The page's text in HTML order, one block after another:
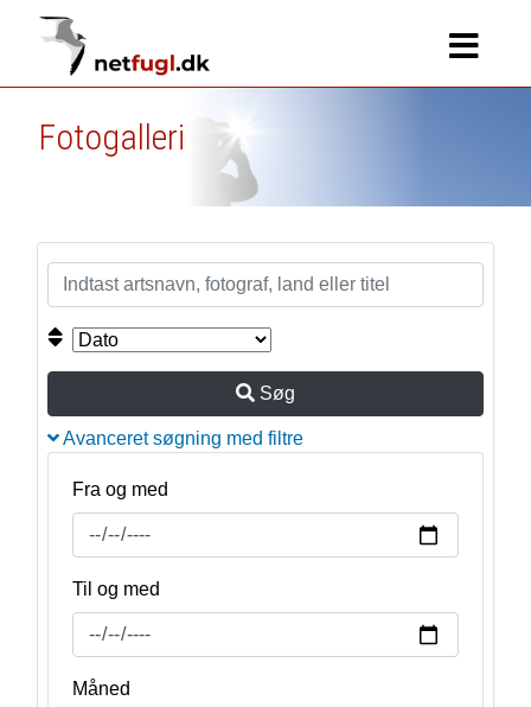
Fotogalleri
Søg
Avanceret søgning med filtre
Fra og med
Til og med
Måned